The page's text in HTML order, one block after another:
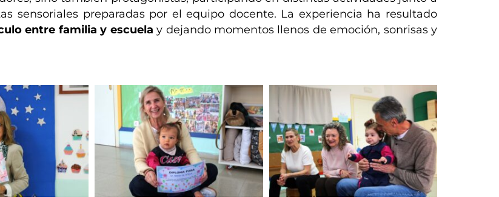
sensoriales preparadas por el equipo docente. La experiencia ha resultado
entre familia y escuela y dejando momentos llenos de emoción, sonrisas y